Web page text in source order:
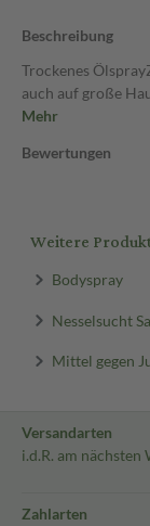
Beschreibung
Trockenes
auch auf große
Mehr
Bewertungen
Weitere
Bodyspray
Nesselsucht
Mittel gegen
Versandarten
i.d.R. am nächsten
Zahlarten